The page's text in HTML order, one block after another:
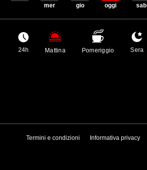
mer gio oggi sab
24h Mattina Pomeriggio Sera
Termini e condizioni Informativa privacy